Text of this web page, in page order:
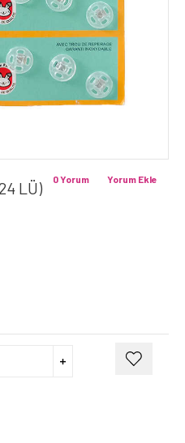
LÜ)
Yorum Ekle
0 Yorum